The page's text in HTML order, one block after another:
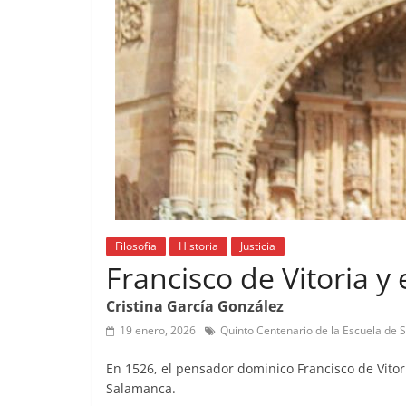
Filosofía Historia Justicia
Francisco de Vitoria y
Cristina García González
19 enero, 2026 Quinto Centenario de la Escuela de
En 1526, el pensador dominico Francisco de
Salamanca.